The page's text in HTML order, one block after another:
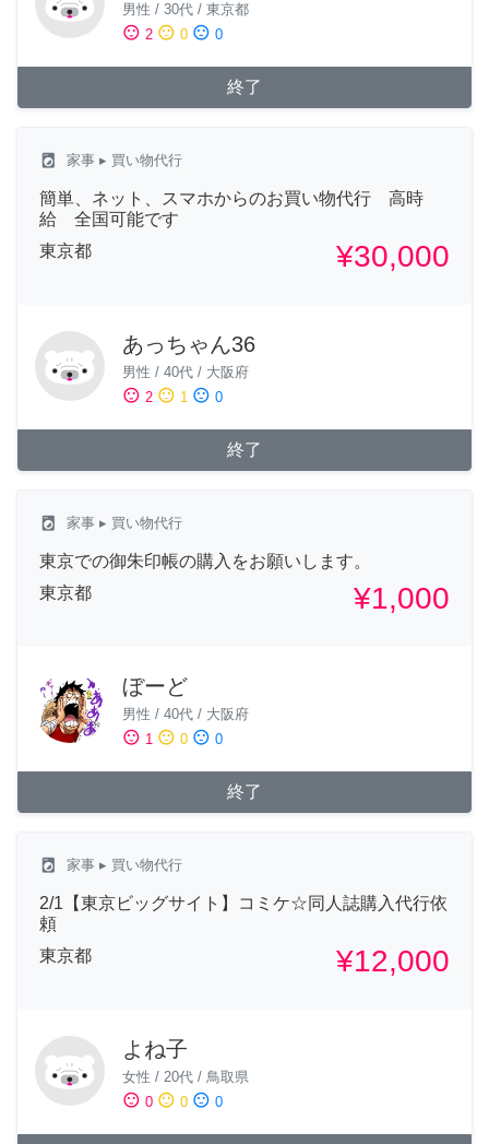
男性 / 30代 / 東京都
sentiment_satisfied 2 sentiment_neutral 0 sentiment_dissatisfied 0
終了
local_laundry_service 家事 ▸ 買い物代行
簡単、ネット、スマホからのお買い物代行 高時
給 全国可能です
東京都
¥30,000
あっちゃん36
男性 / 40代 / 大阪府
sentiment_satisfied 2 sentiment_neutral 1 sentiment_dissatisfied 0
終了
local_laundry_service 家事 ▸ 買い物代行
東京での御朱印帳の購入をお願いします。
東京都
¥1,000
ぼーど
男性 / 40代 / 大阪府
sentiment_satisfied 1 sentiment_neutral 0 sentiment_dissatisfied 0
終了
local_laundry_service 家事 ▸ 買い物代行
2/1【東京ビッグサイト】コミケ☆同人誌購入代行依
頼
東京都
¥12,000
よね子
女性 / 20代 / 鳥取県
sentiment_satisfied 0 sentiment_neutral 0 sentiment_dissatisfied 0